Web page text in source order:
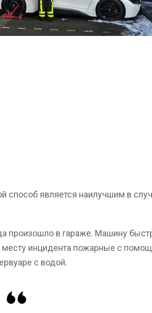
способ является наилучшим в
произошло в гараже. Машину
месту инцидента пожарные с
с водой.